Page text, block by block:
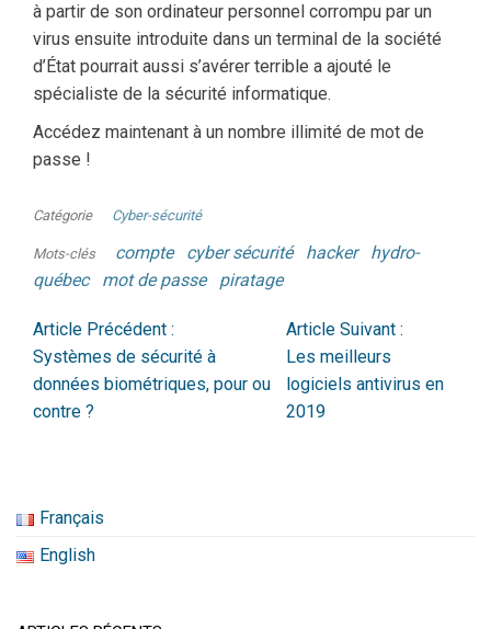
à partir de son ordinateur personnel corrompu par un
virus ensuite introduite dans un terminal de la société
d’État pourrait aussi s’avérer terrible a ajouté le
spécialiste de la sécurité informatique.
Accédez maintenant à un nombre illimité de mot de
passe !
Catégorie Cyber-sécurité
Mots-clés compte cyber sécurité hacker
hydro-
québec
mot de passe piratage
Article Précédent :
Systèmes de sécurité à
données biométriques, pour ou
contre ?
Article Suivant :
Les meilleurs
logiciels antivirus en
2019
Français
English